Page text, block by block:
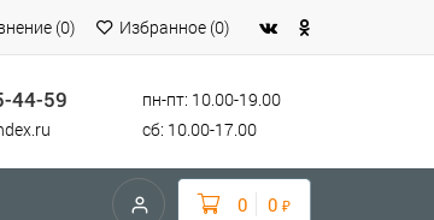
(0) Избранное (0)
44-59
пн-пт: 10.00-19.00
сб: 10.00-17.00
0 0 ₽